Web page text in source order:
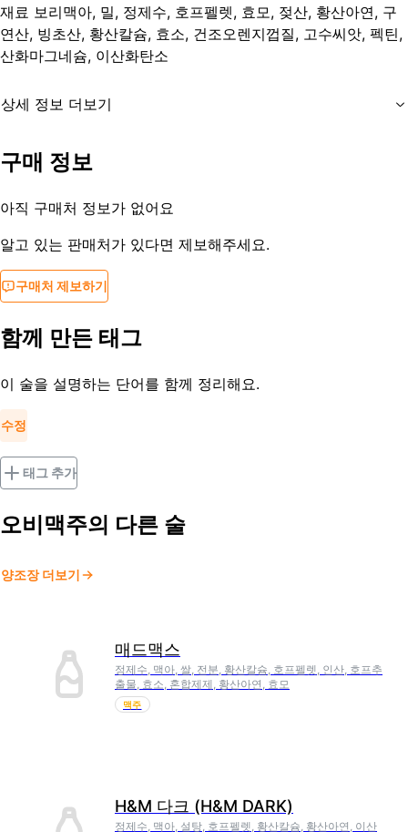
재료 보리맥아, 밀, 정제수, 호프펠렛, 효모, 젖산, 황산아연, 구
연산, 빙초산, 황산칼슘, 효소, 건조오렌지껍질, 고수씨앗, 펙틴,
산화마그네슘, 이산화탄소
상세 정보 더보기
등록일
구매 정보
아직 구매처 정보가 없어요
알고 있는 판매처가 있다면 제보해주세요.
구매처 제보하기
함께 만든 태그
이 술을 설명하는 단어를 함께 정리해요.
수정
태그 추가
오비맥주의 다른 술
양조장 더보기
매드맥스
정제수, 맥아, 쌀, 전분, 황산칼슘, 호프펠렛, 인산, 호프추
출물, 효소, 혼합제제, 황산아연, 효모
맥주
H&M 다크 (H&M DARK)
정제수, 맥아, 설탕, 호프펠렛, 황산칼슘, 황산아연, 이산